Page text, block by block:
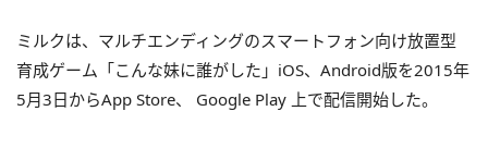
ミルクは、マルチエンディングのスマートフォン向け放置型
育成ゲーム「こんな妹に誰がした」iOS、Android版を2015年
5月3日からApp Store、 Google Play 上で配信開始した。